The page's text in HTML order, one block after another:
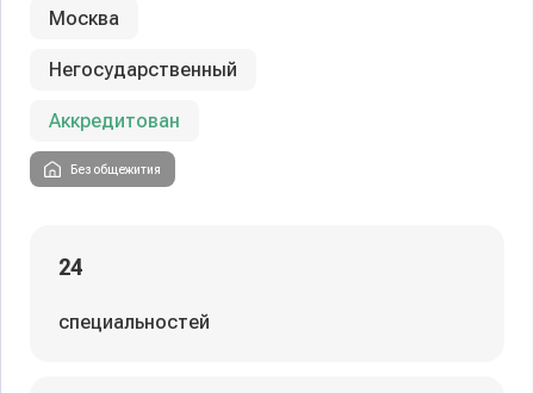
Москва
Негосударственный
Аккредитован
Без общежития
24
специальностей